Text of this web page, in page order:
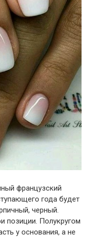
французский
года будет
черный.
позиции. Полукругом
у основания, а не